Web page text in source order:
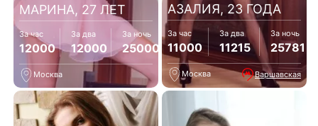
МАРИНА, 27 ЛЕТ
За час
12000
За два
12000
За ночь
25000
Москва
АЗАЛИЯ, 23 ГОДА
За час
11000
За два
11215
За ночь
25781
Москва Варшавская